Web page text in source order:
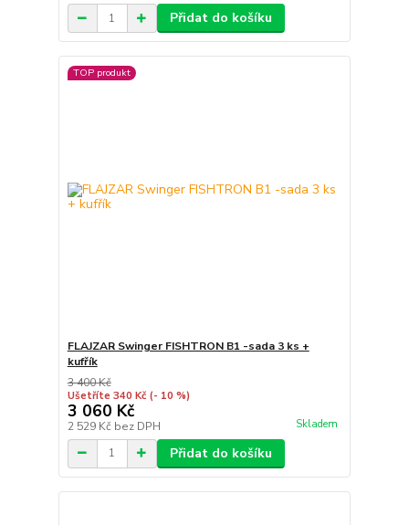
Přidat do košíku
TOP produkt
FLAJZAR Swinger FISHTRON B1 -sada 3 ks +
kufřík
3 400 Kč
Ušetříte 340 Kč (- 10 %)
3 060 Kč
2 529 Kč bez DPH Skladem
Přidat do košíku